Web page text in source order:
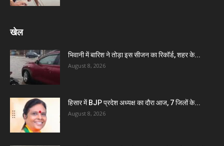
खेल
भिवानी में बारिश ने तोड़ा इस सीजन का रिकॉर्ड, शहर के...
August 8, 2026
हिसार में BJP प्रदेश अध्यक्ष का दौरा आज, 7 जिलों के...
August 8, 2026